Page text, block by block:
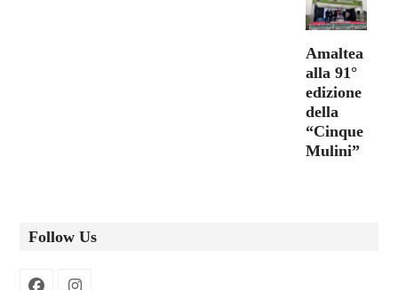
Amaltea
alla 91°
edizione
della
“Cinque
Mulini”
Follow Us